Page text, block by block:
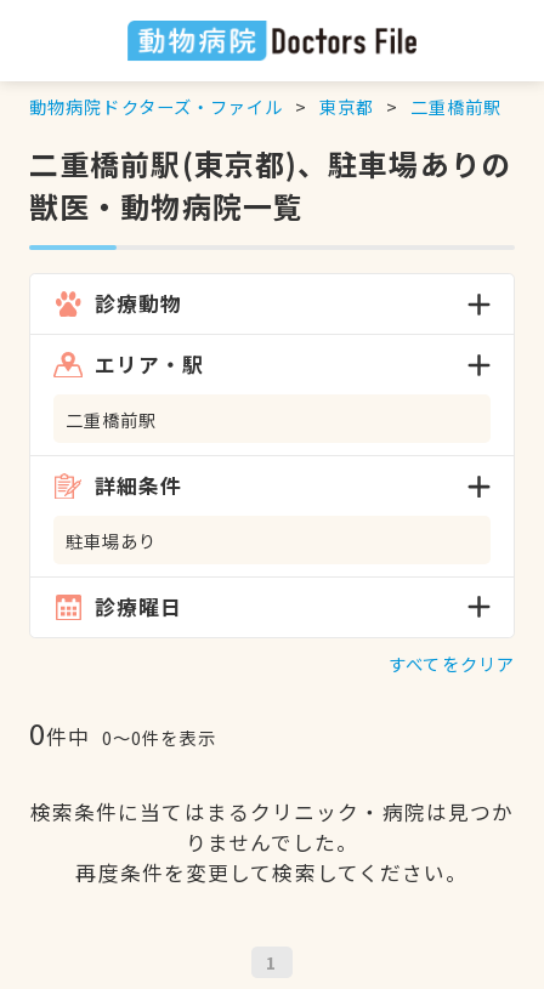
動物病院ドクターズ・ファイル 東京都 二重橋前駅
二重橋前駅(東京都)、駐車場ありの
獣医・動物病院一覧
診療動物
エリア・駅
二重橋前駅
詳細条件
駐車場あり
診療曜日
すべてをクリア
0件中 0〜0件を表示
検索条件に当てはまるクリニック・病院は見つか
りませんでした。
再度条件を変更して検索してください。
1